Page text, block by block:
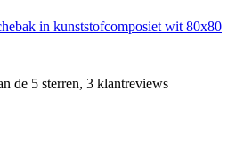
in kunststofcomposiet wit 80x80
de 5 sterren, 3 klantreviews